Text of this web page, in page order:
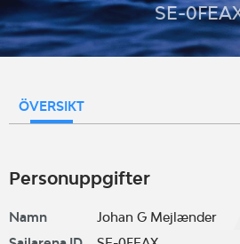
SE-
ÖVERSIKT
Personuppgifter
Namn
Johan G Mejlænder